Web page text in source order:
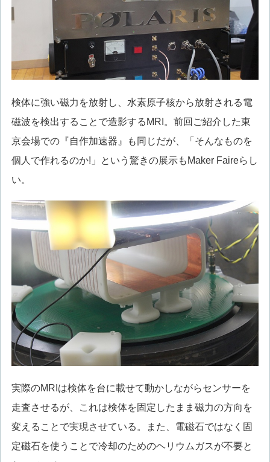
検体に強い磁力を放射し、水素原子核から放射される電
磁波を検出することで造影するMRI。前回ご紹介した東
京会場での『自作加速器』も同じだが、「そんなものを
個人で作れるのか!」という驚きの展示もMaker Faireらし
い。
実際のMRIは検体を台に載せて動かしながらセンサーを
走査させるが、これは検体を固定したまま磁力の方向を
変えることで実現させている。また、電磁石ではなく固
定磁石を使うことで冷却のためのヘリウムガスが不要と